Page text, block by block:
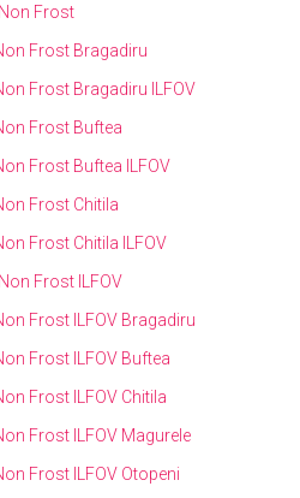
Frost
Frost Bragadiru
Frost Bragadiru ILFOV
Frost Buftea
Frost Buftea ILFOV
Frost Chitila
Frost Chitila ILFOV
Frost ILFOV
Frost ILFOV Bragadiru
Frost ILFOV Buftea
Frost ILFOV Chitila
Frost ILFOV Magurele
Frost ILFOV Otopeni